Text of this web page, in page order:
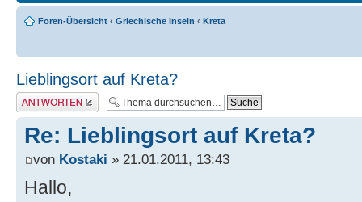
Foren-Übersicht ‹ Griechische Inseln ‹ Kreta
Lieblingsort auf Kreta?
Antwort erstellen
Re: Lieblingsort auf Kreta?
von Kostaki » 21.01.2011, 13:43
Hallo,